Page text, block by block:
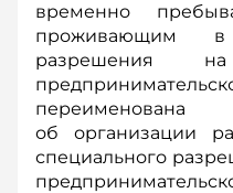
временно
проживающим
разрешения
об организации
специального